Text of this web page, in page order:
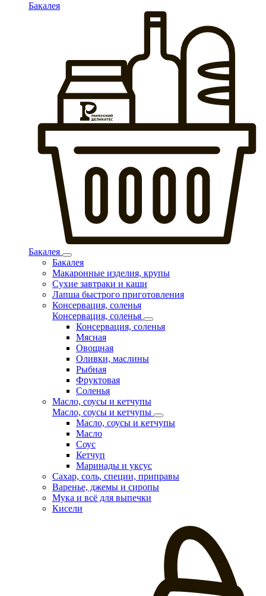
Бакалея
Бакалея
Бакалея
Макаронные изделия, крупы
Сухие завтраки и каши
Лапша быстрого приготовления
Консервация, соленья
Консервация, соленья
Консервация, соленья
Мясная
Овощная
Оливки, маслины
Рыбная
Фруктовая
Соленья
Масло, соусы и кетчупы
Масло, соусы и кетчупы
Масло, соусы и кетчупы
Масло
Соус
Кетчуп
Маринады и уксус
Сахар, соль, специи, приправы
Варенье, джемы и сиропы
Мука и всё для выпечки
Кисели